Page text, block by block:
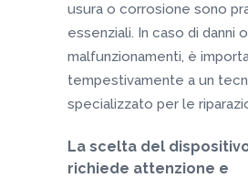
usura o corrosione sono
essenziali. In caso di danni o
malfunzionamenti, è
tempestivamente a un
specializzato per le
La scelta del
richiede attenzione e